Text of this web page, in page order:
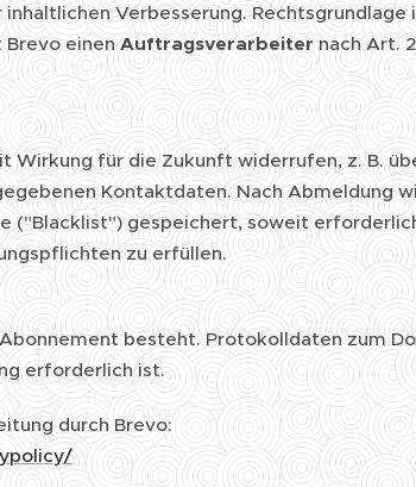
Verbesserung. Rechtsgrundlage
Brevo einen Auftragsverarbeiter nach Art.
Wirkung für die Zukunft widerrufen, z. B.
Kontaktdaten. Nach Abmeldung
("Blacklist") gespeichert, soweit
zu erfüllen.
besteht. Protokolldaten zum
erforderlich ist.
durch Brevo: